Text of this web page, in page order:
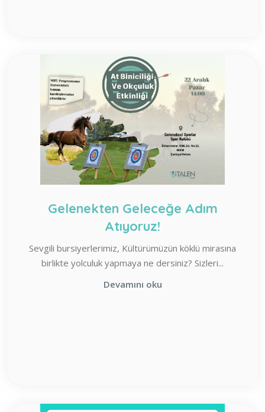
Gelenekten Geleceğe Adım
Atıyoruz!
Sevgili bursiyerlerimiz, Kültürümüzün köklü mirasına
birlikte yolculuk yapmaya ne dersiniz? Sizleri...
Devamını oku